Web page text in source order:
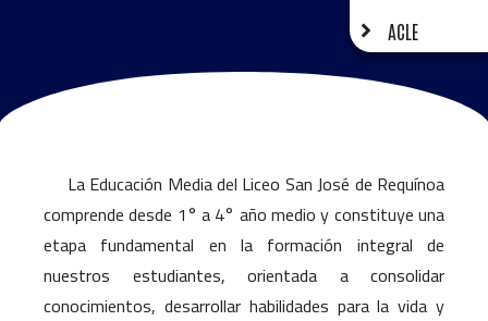
ACLE
La Educación Media del Liceo San José de Requínoa
comprende desde 1° a 4° año medio y constituye una
etapa fundamental en la formación integral de
nuestros estudiantes, orientada a consolidar
conocimientos, desarrollar habilidades para la vida y